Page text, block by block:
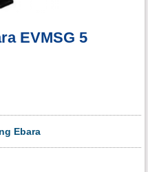
EVMSG 5
Ebara